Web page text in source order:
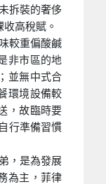
拆裝的奢侈
高稅賦。
較重偏酸鹹
非市區的地
並無中式合
環境設備較
，故臨時要
行準備習慣
，是為發展
為主，菲律